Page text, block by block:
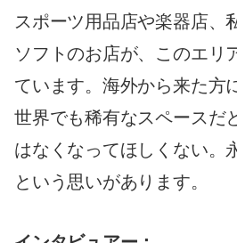
スポーツ用品店や楽器店、
ソフトのお店が、このエリ
ています。海外から来た方
世界でも稀有なスペースだ
はなくなってほしくない。
という思いがあります。